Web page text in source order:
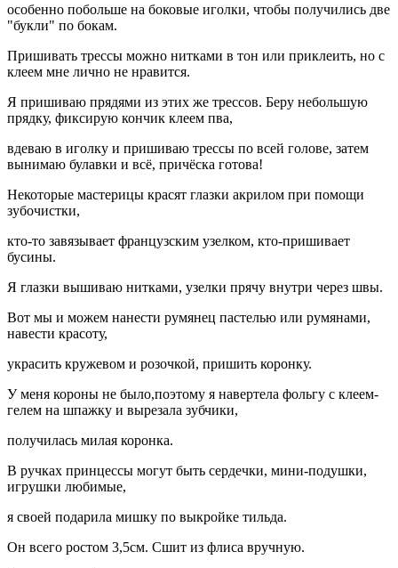
особенно побольше на боковые иголки, чтобы получились две
"букли" по бокам.
Пришивать трессы можно нитками в тон или приклеить, но с
клеем мне лично не нравится.
Я пришиваю прядями из этих же трессов. Беру небольшую
прядку, фиксирую кончик клеем пва,
вдеваю в иголку и пришиваю трессы по всей голове, затем
вынимаю булавки и всё, причёска готова!
Некоторые мастерицы красят глазки акрилом при помощи
зубочистки,
кто-то завязывает французским узелком, кто-пришивает
бусины.
Я глазки вышиваю нитками, узелки прячу внутри через швы.
Вот мы и можем нанести румянец пастелью или румянами,
навести красоту,
украсить кружевом и розочкой, пришить коронку.
У меня короны не было,поэтому я навертела фольгу с клеем-
гелем на шпажку и вырезала зубчики,
получилась милая коронка.
В ручках принцессы могут быть сердечки, мини-подушки,
игрушки любимые,
я своей подарила мишку по выкройке тильда.
Он всего ростом 3,5см. Сшит из флиса вручную.